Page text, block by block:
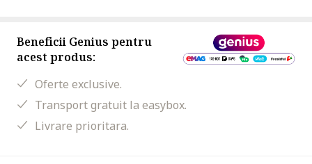
Beneficii Genius pentru
acest produs:
Oferte exclusive.
Transport gratuit la easybox.
Livrare prioritara.